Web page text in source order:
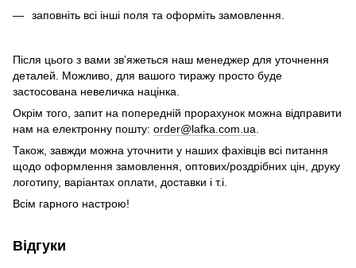
заповніть всі інші поля та оформіть замовлення.
Після цього з вами зв’яжеться наш менеджер для уточнення
деталей. Можливо, для вашого тиражу просто буде
застосована невеличка націнка.
Окрім того, запит на попередній прорахунок можна відправити
нам на електронну пошту: order@lafka.com.ua
Також, завжди можна уточнити у наших фахівців всі питання
щодо оформлення замовлення, оптових/роздрібних цін, друку
логотипу, варіантах оплати, доставки і т.і.
Всім гарного настрою!
Відгуки